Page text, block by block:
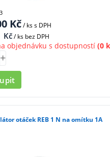
Kč/ kss DPH
Kč/ ks bez DPH
objednávku s dostupností(0
otáček REB 1 N na omítku 1A